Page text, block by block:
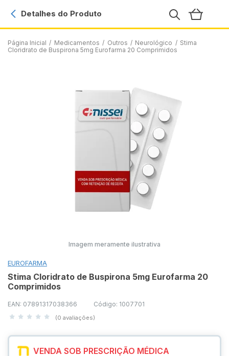
Página Inicial / Medicamentos / Outros / Neurológico / Stima
Cloridrato de Buspirona 5mg Eurofarma 20 Comprimidos
Detalhes do Produto
Imagem meramente ilustrativa
EUROFARMA
Stima Cloridrato de Buspirona 5mg Eurofarma 20
Comprimidos
EAN: 07891317038366 Código: 1007701
(0 avaliações)
VENDA SOB PRESCRIÇÃO MÉDICA